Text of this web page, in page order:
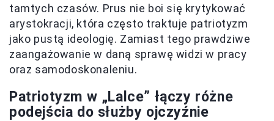
tamtych czasów. Prus nie boi się krytykować
arystokracji, która często traktuje patriotyzm
jako pustą ideologię. Zamiast tego prawdziwe
zaangażowanie w daną sprawę widzi w pracy
oraz samodoskonaleniu.
Patriotyzm w „Lalce” łączy różne
podejścia do służby ojczyźnie